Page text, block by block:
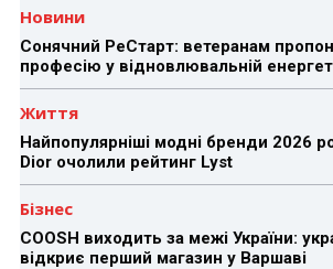
Новини
Сонячний РеСтарт: ветеранам
професію у відновлювальній
Життя
Найпопулярніші модні бренди 2026
Dior очолили рейтинг Lyst
Бізнес
COOSH виходить за межі України:
відкриє перший магазин у Варшаві